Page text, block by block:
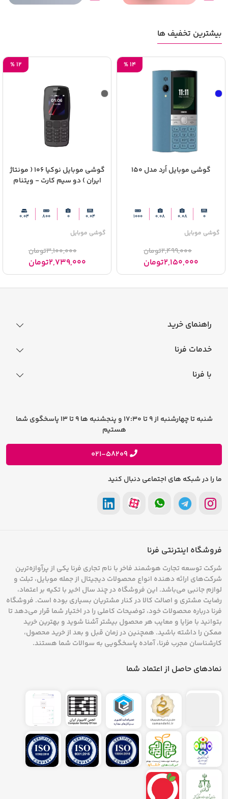
بیشترین تخفیف ها
گوشی موبایل اُرد مدل 150
0
0.08
0.08
1000
گوشی موبایل
2,499,000تومان
2,150,000تومان
14
%
گوشی موبایل نوکیا 106 ( مونتاژ
ایران ) دو سیم‌ کارت - ویتنام
0.04
0
800
0.04
گوشی موبایل
3,100,000تومان
2,739,000تومان
12
%
راهنمای خرید
راهنمای خرید اقساطی
خدمات فرنا
شرایط و قوانین
با فرنا
فرصت های شغلی
پیشنهادات و انتقادات
شنبه تا چهارشنبه از 9 تا 17:30 و پنجشنبه ها 9 تا 13 پاسخگوی شما
هستیم
021-58209
ما را در شبکه های اجتماعی دنبال کنید
فروشگاه اینترنتی فرنا
شرکت توسعه تجارت هوشمند فاخر با نام تجاری فرنا یکی از پرآوازه‌ترین
شرکت‌های ارائه دهنده انواع محصولات دیجیتال از جمله موبایل، تبلت و
لوازم جانبی می‌باشد. این فروشگاه در چند سال اخیر با تکیه بر اعتماد،
رضایت مشتری و اصالت کالا در کنار مشتریان بسیاری بوده است. فروشگاه
فرنا درباره محصولات خود، توضیحات کاملی را در اختیار شما قرار می‌دهد تا
بتوانید با مزایا و معایب هر محصول بیشتر آشنا شوید و بهترین خرید
ممکن را داشته باشید. همچنین در زمان قبل و بعد از خرید محصول،
کارشناسان مجرب فرنا، آماده پاسخگویی به سوالات شما هستند.
نمادهای حاصل از اعتماد شما